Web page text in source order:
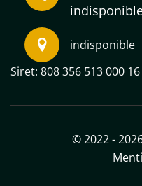
indisponible
Siret: 808 356 513 000 16
© 2022 -